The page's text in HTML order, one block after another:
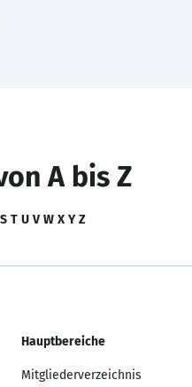
A bis Z
S T U V W X Y Z
Hauptbereiche
Mitgliederverzeichnis